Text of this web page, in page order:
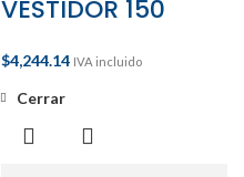
VESTIDOR 150
$4,244.14 IVA incluido
Cerrar